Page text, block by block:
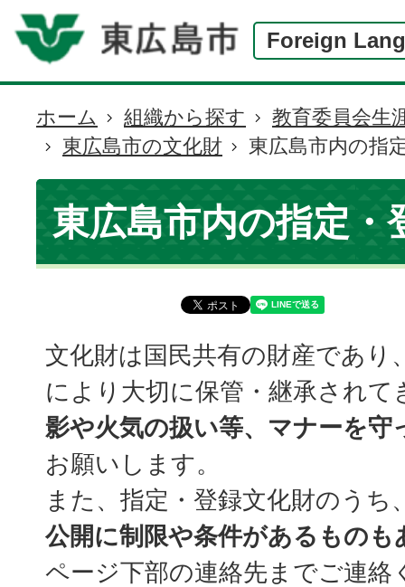
Foreign
現
在
の
位
置
ホーム 組織から探す
教育委員会生
東広島市の文化財
東広島市内の指
東広島市内の指定・
文化財は国民共有の財産であり
により大切に保管・継承されて
影や火気の扱い等、マナーを守
お願いします。
また、指定・登録文化財のうち
公開に制限や条件があるものも
ページ下部の連絡先までご連絡